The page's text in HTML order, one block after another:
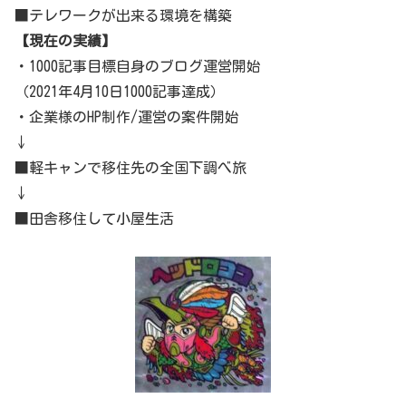
■テレワークが出来る環境を構築
【現在の実績】
・1000記事目標自身のブログ運営開始
（2021年4月10日1000記事達成）
・企業様のHP制作/運営の案件開始
↓
■軽キャンで移住先の全国下調べ旅
↓
■田舎移住して小屋生活